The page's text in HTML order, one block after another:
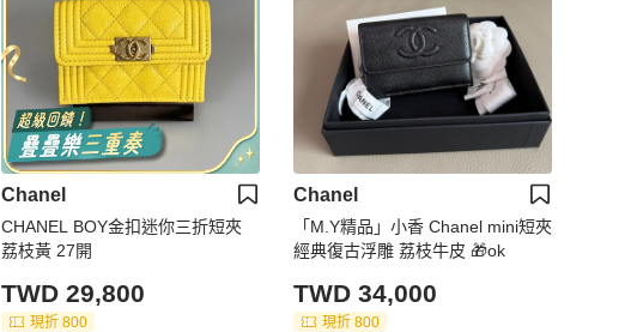
Chanel
CHANEL BOY金扣迷你三折短夾
荔枝黃 27開
TWD 29,800
現折 800
Chanel
「M.Y精品」小香 Chanel mini短夾
經典復古浮雕 荔枝牛皮 🎁ok
TWD 34,000
現折 800